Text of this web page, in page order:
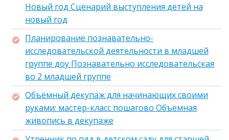
Новый год Сценарий выступления детей на
новый год
Планирование познавательно-
исследовательской деятельности в младшей
группе доу Познавательно исследовательская
во 2 младшей группе
Объёмный декупаж для начинающих своими
руками: мастер-класс пошагово Объемная
живопись в декупаже